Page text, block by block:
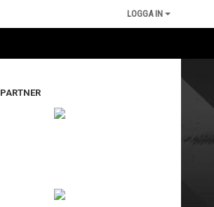
LOGGA IN
PARTNER